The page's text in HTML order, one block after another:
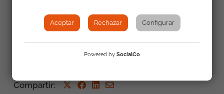
Volver a Actualidad
Compartir:
Aceptar Rechazar Configurar
Powered by SocialCo